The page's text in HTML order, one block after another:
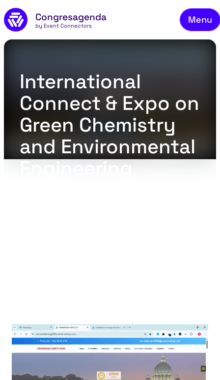
Naar de inhoud
Congresagenda
by Event Connectors
Menu
International
Connect & Expo on
Green Chemistry
and Environmental
Engineering